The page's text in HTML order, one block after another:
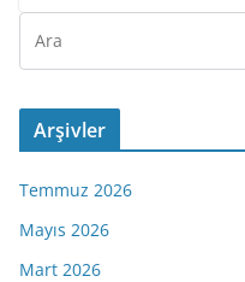
Arşivler
Temmuz 2026
Mayıs 2026
Mart 2026